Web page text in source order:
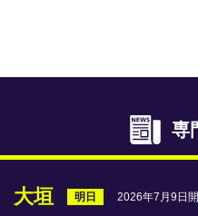
本日のおすすめレース
年間開催予定表
専
大垣 明日 2026年7月9日